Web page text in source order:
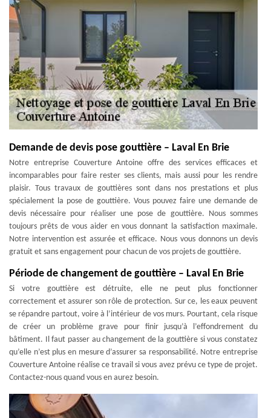
Demande de devis pose gouttière – Laval En Brie
Notre entreprise Couverture Antoine offre des services efficaces et
incomparables pour faire rester ses clients, mais aussi pour les rendre
plaisir. Tous travaux de gouttières sont dans nos prestations et plus
spécialement la pose de gouttière. Vous pouvez faire une demande de
devis nécessaire pour réaliser une pose de gouttière. Nous sommes
toujours prêts de vous aider en vous donnant la satisfaction maximale.
Notre intervention est assurée et efficace. Nous vous donnons un devis
gratuit et sans engagement pour chacun de vos projets de gouttière.
Période de changement de gouttière – Laval En Brie
Si votre gouttière est détruite, elle ne peut plus fonctionner
correctement et assurer son rôle de protection. Sur ce, les eaux peuvent
se répandre partout, voire à l’intérieur de vos murs. Pourtant, cela risque
de créer un problème grave pour finir jusqu’à l’effondrement du
bâtiment. Il faut passer au changement de la gouttière si vous constatez
qu’elle n’est plus en mesure d’assurer sa responsabilité. Notre entreprise
Couverture Antoine réalise ce travail si vous avez prévu ce type de projet.
Contactez-nous quand vous en aurez besoin.